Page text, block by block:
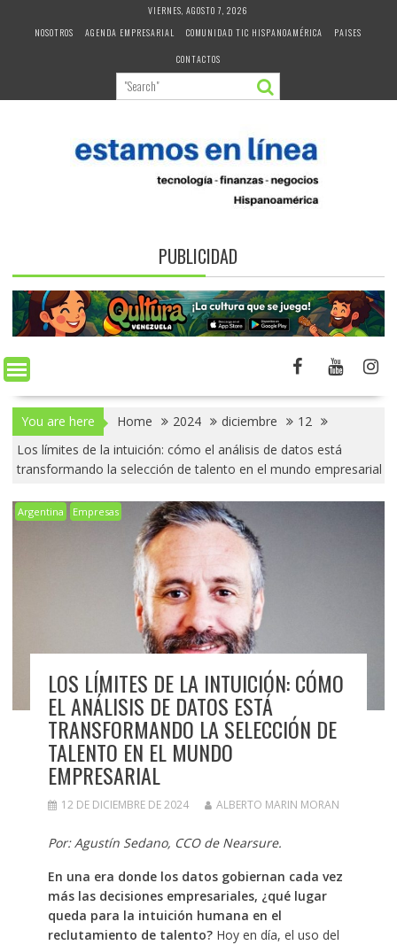
VIERNES, AGOSTO 7, 2026
NOSOTROS
AGENDA EMPRESARIAL COMUNIDAD TIC HISPANOAMÉRICA
PAISES
CONTACTOS
PUBLICIDAD
You are here Home 2024 diciembre
12
Los límites de la intuición: cómo el análisis de datos está
transformando la selección de talento en el mundo empresarial
Argentina Empresas
LOS LÍMITES DE LA INTUICIÓN: CÓMO
EL ANÁLISIS DE DATOS ESTÁ
TRANSFORMANDO LA SELECCIÓN DE
TALENTO EN EL MUNDO
EMPRESARIAL
12 DE DICIEMBRE DE 2024 ALBERTO MARIN MORAN
Por: Agustín Sedano, CCO de Nearsure.
En una era donde los datos gobiernan cada vez
más las decisiones empresariales, ¿qué lugar
queda para la intuición humana en el
reclutamiento de talento?Hoy en día, el uso del